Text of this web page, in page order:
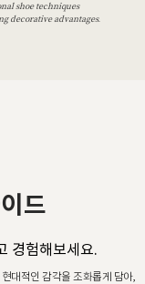
shoe techniques
decorative advantages.
드
경험해보세요.
대적인 감각을 조화롭게 담아,